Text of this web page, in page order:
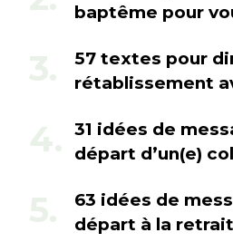
baptême pour
57 textes pour
rétablissement
31 idées de
départ d’un(e)
63 idées de
départ à la